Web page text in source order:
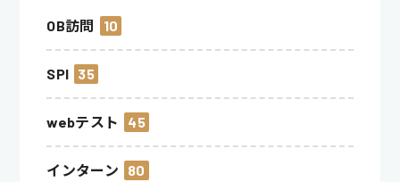
OB訪問 10
SPI 35
webテスト 45
インターン 80